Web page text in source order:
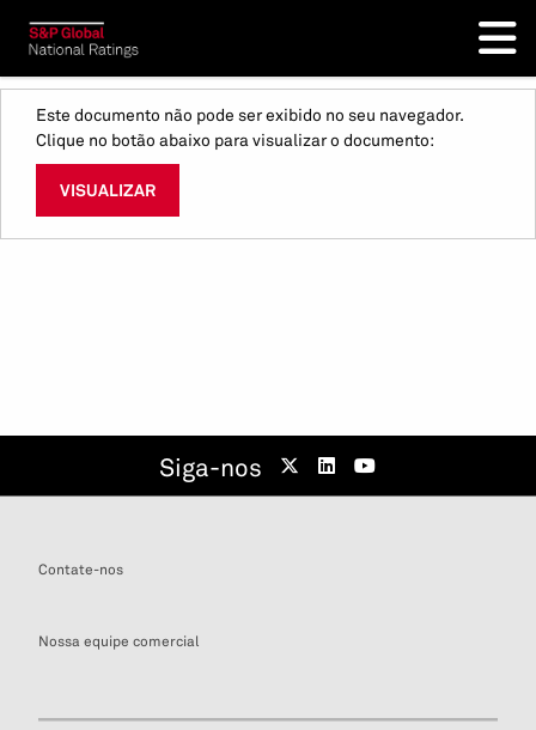
Este documento não pode ser exibido no seu navegador.
Clique no botão abaixo para visualizar o documento:
VISUALIZAR
Siga-nos
Contate-nos
Nossa equipe comercial